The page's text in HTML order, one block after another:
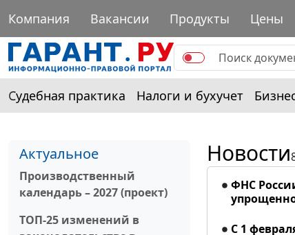
Компания Вакансии Продукты Цены
Судебная практика Налоги и бухучет
Актуальное
Производственный
календарь – 2027 (проект)
ТОП-25 изменений в
Новости
ФНС
С 1